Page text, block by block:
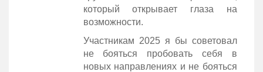
который открывает глаза на
возможности.
Участникам 2025 я бы советовал
не бояться пробовать себя в
новых направлениях и не бояться